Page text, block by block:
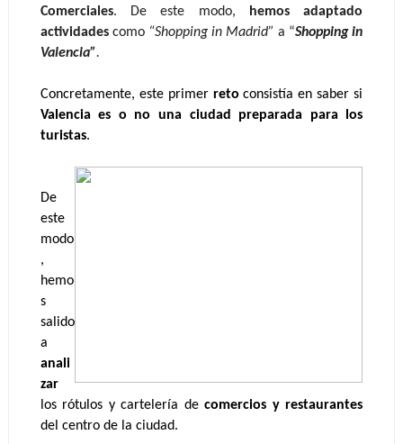
Comerciales. De este modo,
hemos adaptado
actividades como “Shopping in Madrid” a “Shopping in
Valencia”.
Concretamente, este primer reto
Valencia es o no una ciudad preparada para los
turistas.
De
este
modo
,
hemo
s
salido
a
anali
zar
los rótulos y cartelería de comercios y restaurantes
del centro de la ciudad.